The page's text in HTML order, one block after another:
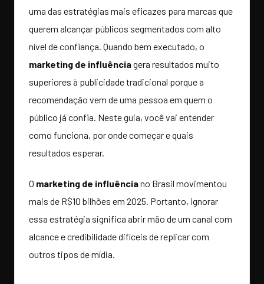
uma das estratégias mais eficazes para marcas que
querem alcançar públicos segmentados com alto
nível de confiança. Quando bem executado, o
marketing de influênciagera resultados muito
superiores à publicidade tradicional porque a
recomendação vem de uma pessoa em quem o
público já confia. Neste guia, você vai entender
como funciona, por onde começar e quais
resultados esperar.
O marketing de influênciano Brasil movimentou
mais de R$10 bilhões em 2025. Portanto, ignorar
essa estratégia significa abrir mão de um canal com
alcance e credibilidade difíceis de replicar com
outros tipos de mídia.